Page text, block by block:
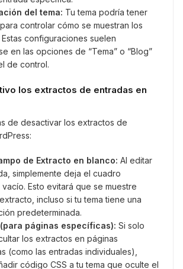
del tema: Tu tema podría tener
controlar cómo se muestran los
configuraciones suelen
en las opciones de “Tema” o “Blog”
de control.
los extractos de entradas en
de desactivar los extractos de
de Extracto en blanco: Al editar
simplemente deja el cuadro
vacío. Esto evitará que se muestre
incluso si tu tema tiene una
predeterminada.
(para páginas específicas): Si solo
los extractos en páginas
(como las entradas individuales),
código CSS a tu tema que oculte el